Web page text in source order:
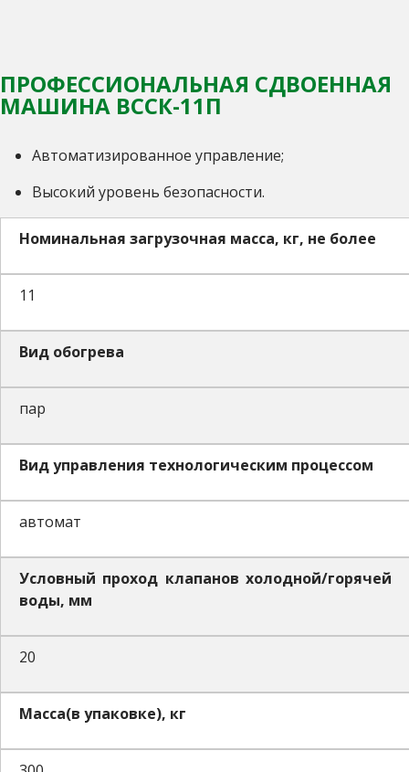
ПРОФЕССИОНАЛЬНАЯ СДВОЕННАЯ
МАШИНА ВССК-11П
Автоматизированное управление;
Высокий уровень безопасности.
Номинальная загрузочная масса, кг, не более
11
Вид обогрева
пар
Вид управления технологическим процессом
автомат
Условный проход клапанов холодной/горячей
воды, мм
20
Масса(в упаковке), кг